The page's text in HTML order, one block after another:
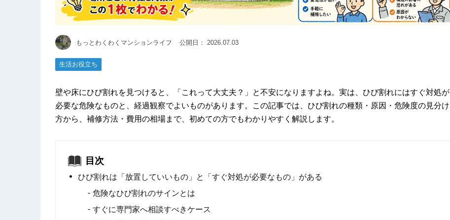
もっとわくわくマンションライフ 公開日： 2026.07.03
生活お役立ち
壁や床にひび割れを見つけると、「これって大丈夫？」と不安になりますよね。実は、ひび割れにはすぐ対処が
必要な危険なものと、経過観察でよいものがあります。この記事では、ひび割れの種類・原因・危険度の見分け
方から、補修方法・費用の相場まで、初めての方でもわかりやすく解説します。
目次
ひび割れは「放置していいもの」と「すぐ対処が必要なもの」がある
危険なひび割れのサインとは
すぐに専門家へ相談すべきケース